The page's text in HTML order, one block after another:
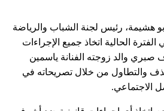
هشيمة، رئيس لجنة الشباب والرياضة
الحالية اتخاذ جميع الإجراءات
صبري والد زوجته الفنانة ياسمين
والتطاول من خلال تصريحاته في
الاجتماعي.